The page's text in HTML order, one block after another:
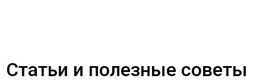
Статьи и полезные советы